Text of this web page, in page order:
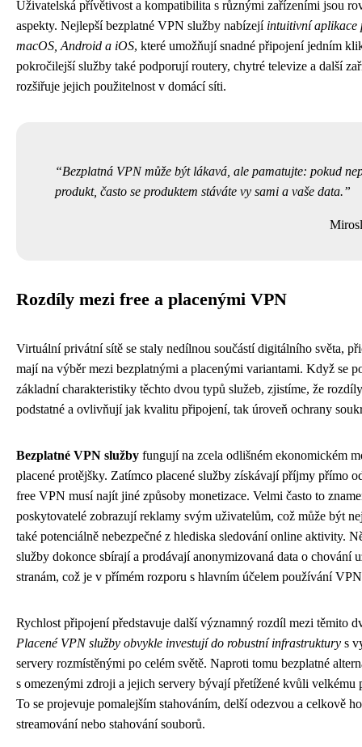
Uživatelská přívětivost a kompatibilita s různými zařízeními jsou
aspekty. Nejlepší bezplatné VPN služby nabízejí intuitivní aplikace
macOS, Android a iOS, které umožňují snadné připojení jedním
pokročilejší služby také podporují routery, chytré televize a další
rozšiřuje jejich použitelnost v domácí síti.
Bezplatná VPN může být lákavá, ale pamatujte: pokud
produkt, často se produktem stáváte vy sami a vaše data.
Rozdíly mezi free a placenými VPN
Virtuální privátní sítě se staly nedílnou součástí digitálního světa,
mají na výběr mezi bezplatnými a placenými variantami. Když se
základní charakteristiky těchto dvou typů služeb, zjistíme, že
podstatné a ovlivňují jak kvalitu připojení, tak úroveň ochrany
Bezplatné VPN služby fungují na zcela odlišném ekonomickém
placené protějšky. Zatímco placené služby získávají příjmy přímo
free VPN musí najít jiné způsoby monetizace. Velmi často to
poskytovatelé zobrazují reklamy svým uživatelům, což může být
také potenciálně nebezpečné z hlediska sledování online aktivity.
služby dokonce sbírají a prodávají anonymizovaná data o chování
stranám, což je v přímém rozporu s hlavním účelem používání
Rychlost připojení představuje další významný rozdíl mezi těmito
Placené VPN služby obvykle investují do robustní infrastruktury s
servery rozmístěnými po celém světě. Naproti tomu bezplatné
s omezenými zdroji a jejich servery bývají přetížené kvůli velkému
To se projevuje pomalejším stahováním, delší odezvou a celkově
streamování nebo stahování souborů.